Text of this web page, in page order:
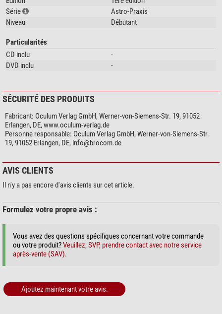
Série
Astro-Praxis
Niveau
Débutant
Particularités
CD inclu
-
DVD inclu
-
SÉCURITÉ DES PRODUITS
Fabricant: Oculum Verlag GmbH, Werner-von-Siemens-Str. 19, 91052
Erlangen, DE, www.oculum-verlag.de
Personne responsable: Oculum Verlag GmbH, Werner-von-Siemens-Str.
19, 91052 Erlangen, DE, info@brocom.de
AVIS CLIENTS
Il n'y a pas encore d'avis clients sur cet article.
Formulez votre propre avis :
Vous avez des questions spécifiques concernant votre commande
ou votre produit?Veuillez, SVP, prendre contact avec notre service
après-vente (SAV).
Ajoutez maintenant votre avis.